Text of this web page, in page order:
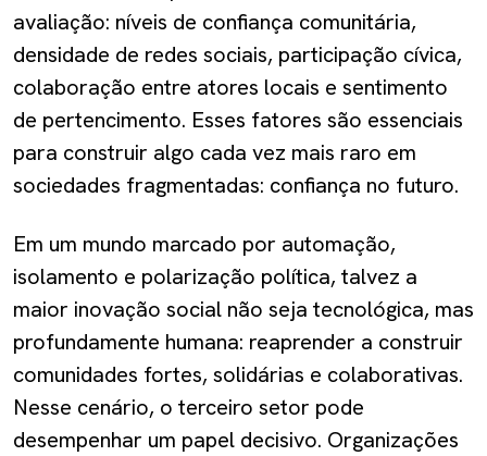
avaliação: níveis de confiança comunitária,
densidade de redes sociais, participação cívica,
colaboração entre atores locais e sentimento
de pertencimento. Esses fatores são essenciais
para construir algo cada vez mais raro em
sociedades fragmentadas: confiança no futuro.
Em um mundo marcado por automação,
isolamento e polarização política, talvez a
maior inovação social não seja tecnológica, mas
profundamente humana: reaprender a construir
comunidades fortes, solidárias e colaborativas.
Nesse cenário, o terceiro setor pode
desempenhar um papel decisivo. Organizações